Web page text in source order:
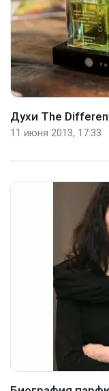
Духи The
11 июня 2013, 17:33